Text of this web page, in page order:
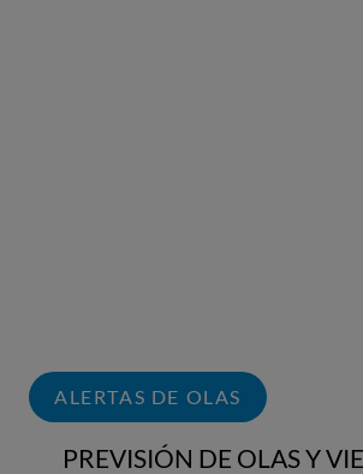
ALERTAS DE OLAS
PREVISIÓN DE OLAS Y